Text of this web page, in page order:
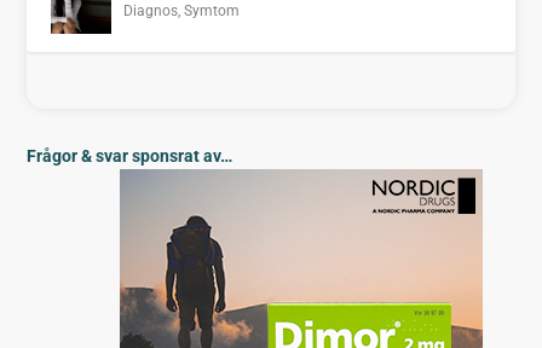
Diagnos,Symtom
Frågor & svar sponsrat av…